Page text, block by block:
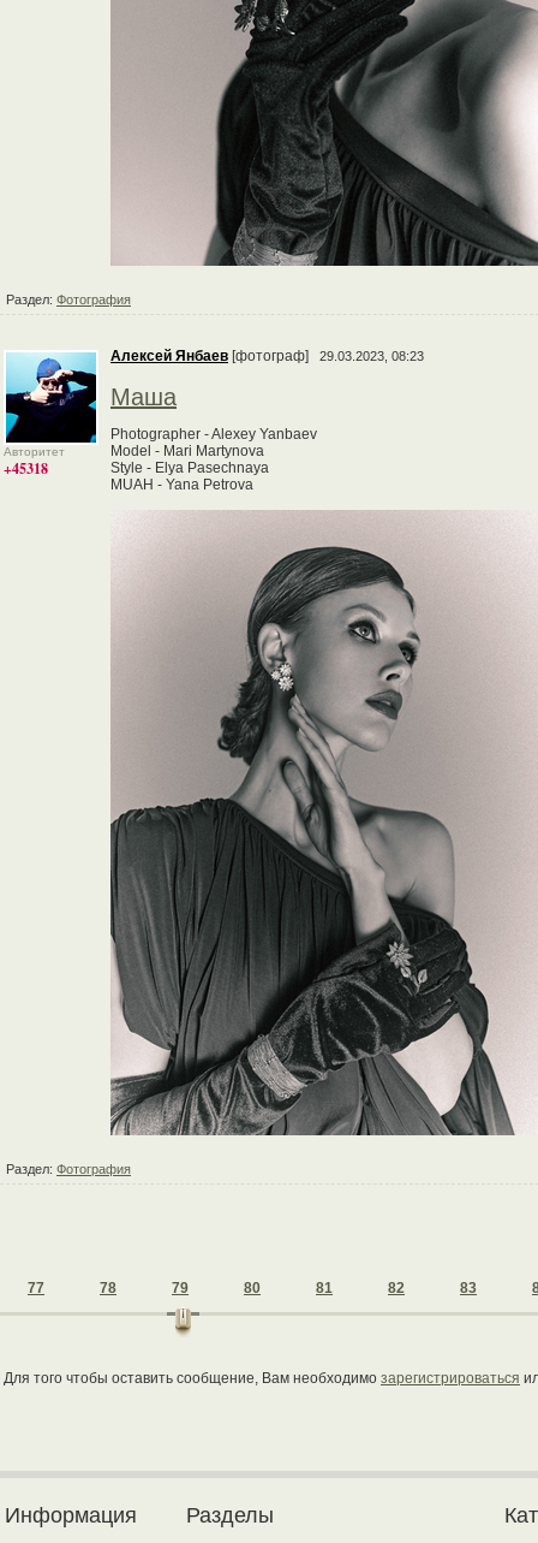
Раздел: Фотография
Авторитет
+45318
Алексей Янбаев [фотограф] 29.03.2023, 08:23
Маша
Photographer - Alexey Yanbaev
Model - Mari Martynova
Style - Elya Pasechnaya
MUAH - Yana Petrova
Раздел: Фотография
77 78 79 80 81 82 83
Для того чтобы оставить сообщение, Вам необходимо зарегистрироваться
Информация Разделы